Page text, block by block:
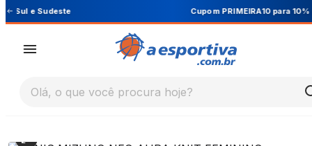
Cupom PRIMEIRA10 para 10% OFF na 1ª compra
Olá, o que você procura hoje?